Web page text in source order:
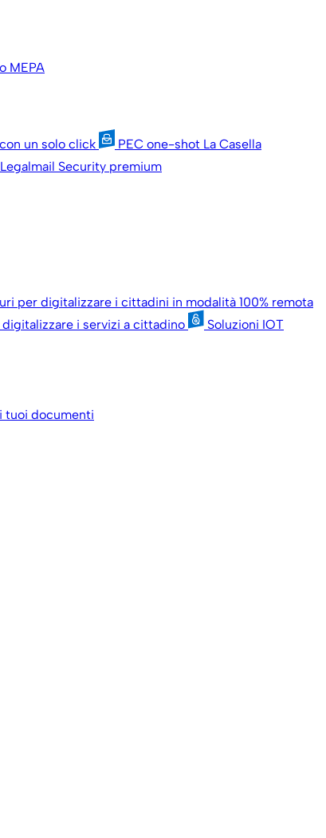
MEPA
un solo click PEC one-shot La Casella
Legalmail Security premium
per digitalizzare i cittadini in modalità 100% remota
i servizi a cittadino
Soluzioni IOT
tuoi documenti